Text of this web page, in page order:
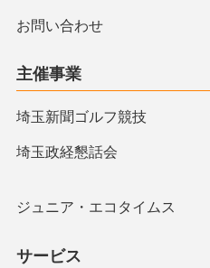
お問い合わせ
主催事業
埼玉新聞ゴルフ競技
埼玉政経懇話会
ジュニア・エコタイムス
サービス